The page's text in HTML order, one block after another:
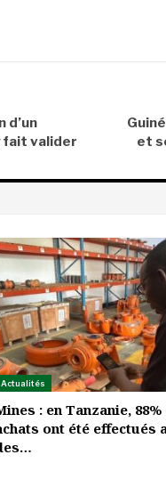
d’un
fait valider
et
Actualités
: en Tanzanie, 88%
ont été effectués